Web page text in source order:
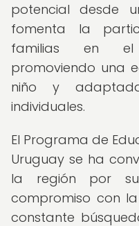
potencial desde
fomenta la
familias en el
promoviendo una
niño y
individuales.
El Programa de
Uruguay se ha
la región por su
compromiso con
constante